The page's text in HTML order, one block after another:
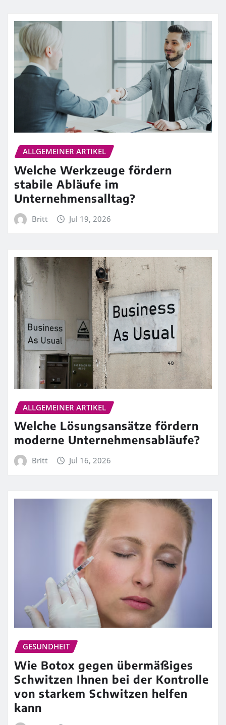
ALLGEMEINER ARTIKEL
Welche Werkzeuge fördern
stabile Abläufe im
Unternehmensalltag?
Britt Jul 19, 2026
ALLGEMEINER ARTIKEL
Welche Lösungsansätze fördern
moderne Unternehmensabläufe?
Britt Jul 16, 2026
GESUNDHEIT
Wie Botox gegen übermäßiges
Schwitzen Ihnen bei der Kontrolle
von starkem Schwitzen helfen
kann